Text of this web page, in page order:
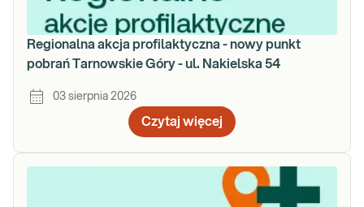
Regionalna akcja profilaktyczna - nowy punkt
pobrań Tarnowskie Góry - ul. Nakielska 54
03 sierpnia 2026
Czytaj więcej